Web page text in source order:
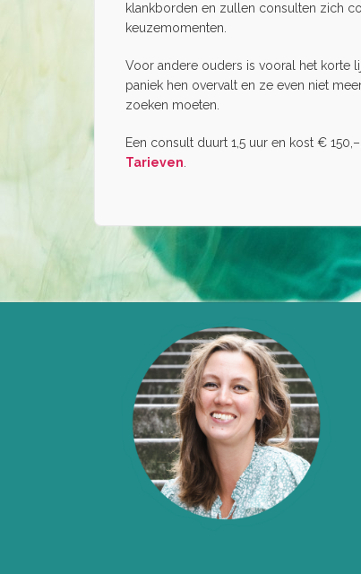
klankborden en zullen consulten zich
keuzemomenten.
Voor andere ouders is vooral het korte
paniek hen overvalt en ze even niet
zoeken moeten.
Een consult duurt 1,5 uur en kost €
Tarieven